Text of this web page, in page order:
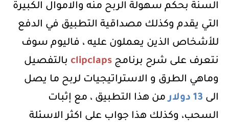
السنة بحكم سهولة الربح منه والاموال الكبيرة
التي يقدم وكذلك مصداقية التطبيق في الدفع
للأشخاص الذين يعملون عليه ، فاليوم سوف
نتعرف على شرح برنامج clipclaps بالتفصيل
وماهي الطرق و الاستراتيجيات لربح ما يصل
الى 13 دولار من هذا التطبيق ، مع إثبات
السحب، وكذلك هذا جواب على اكثر الاسئلة